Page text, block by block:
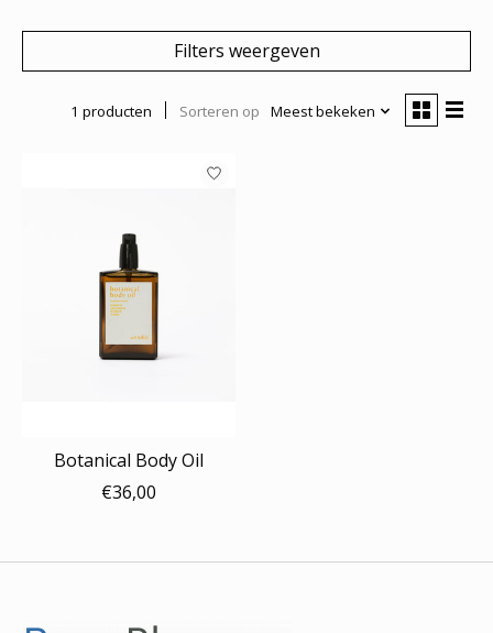
Filters weergeven
1 producten Sorteren op Meest bekeken
Botanical Body Oil
€36,00